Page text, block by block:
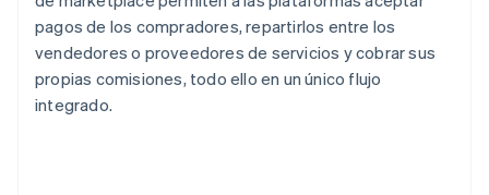
pagos de los compradores, repartirlos entre los
vendedores o proveedores de servicios y cobrar sus
propias comisiones, todo ello en un único flujo
integrado.